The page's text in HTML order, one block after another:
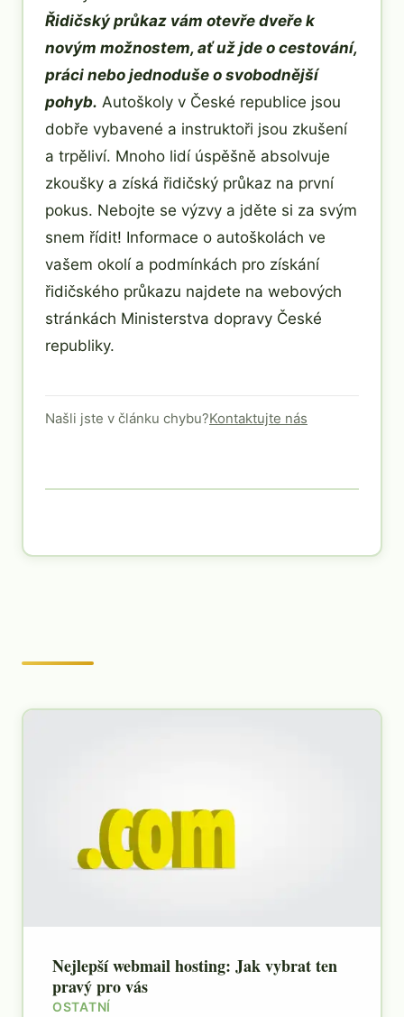
Řidičský průkaz vám otevře dveře k
novým možnostem, ať už jde o cestování,
práci nebo jednoduše o svobodnější
pohyb. Autoškoly v České republice jsou
dobře vybavené a instruktoři jsou zkušení
a trpěliví. Mnoho lidí úspěšně absolvuje
zkoušky a získá řidičský průkaz na první
pokus. Nebojte se výzvy a jděte si za svým
snem řídit! Informace o autoškolách ve
vašem okolí a podmínkách pro získání
řidičského průkazu najdete na webových
stránkách Ministerstva dopravy České
republiky.
Našli jste v článku chybu?Kontaktujte nás
Nejlepší webmail hosting: Jak vybrat ten
pravý pro vás
OSTATNÍ